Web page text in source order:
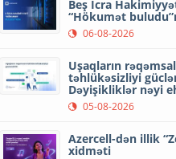
Beş İcra
“Hökumət
06-08-2026
Uşaqların
təhlükəsizliyi
Dəyişikliklər nəyi
05-08-2026
Azercell-dən illik
xidməti